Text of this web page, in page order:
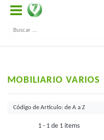
MOBILIARIO VARIOS
1 - 1 de 1 items